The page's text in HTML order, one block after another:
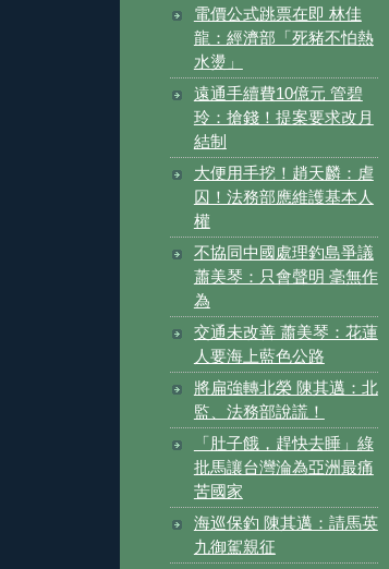
電價公式跳票在即 林佳
龍：經濟部「死豬不怕熱
水燙」
遠通手續費10億元 管碧
玲：搶錢！提案要求改月
結制
大便用手挖！趙天麟：虐
囚！法務部應維護基本人
權
不協同中國處理釣島爭議
蕭美琴：只會聲明 毫無作
為
交通未改善 蕭美琴：花蓮
人要海上藍色公路
將扁強轉北榮 陳其邁：北
監、法務部說謊！
「肚子餓，趕快去睡」綠
批馬讓台灣淪為亞洲最痛
苦國家
海巡保釣 陳其邁：請馬英
九御駕親征